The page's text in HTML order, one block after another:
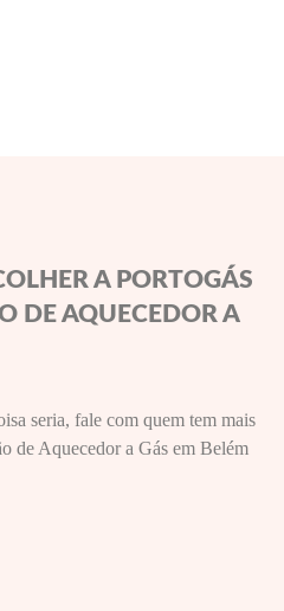
A PORTOGÁS
DE AQUECEDOR A
seria, fale com quem tem mais
de Aquecedor a Gás em Belém